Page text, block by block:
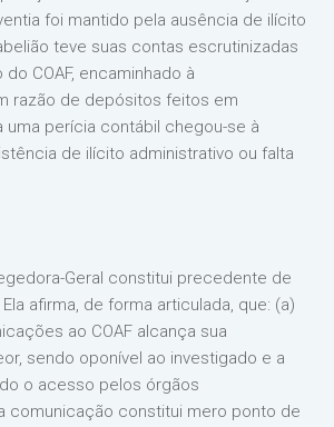
foi mantido pela ausência de ilícito
teve suas contas escrutinizadas
COAF, encaminhado à
razão de depósitos feitos em
uma perícia contábil chegou-se à
de ilícito administrativo ou falta
Geral constitui precedente de
afirma, de forma articulada, que: (a)
ao COAF alcança sua
sendo oponível ao investigado e a
o acesso pelos órgãos
comunicação constitui mero ponto de